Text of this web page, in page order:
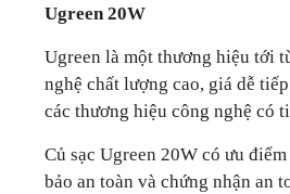
Ugreen 20W
Ugreen là một thương hiệu tới
nghệ chất lượng cao, giá dễ
các thương hiệu công nghệ có
Củ sạc Ugreen 20W có ưu
bảo an toàn và chứng nhận an